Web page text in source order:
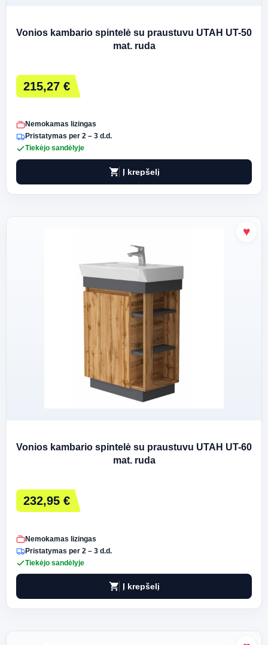
Vonios kambario spintelė su praustuvu UTAH UT-50
mat. ruda
215,27 €
Nemokamas lizingas
Pristatymas per 2 – 3 d.d.
Tiekėjo sandėlyje
shopping_cart Į krepšelį
Vonios kambario spintelė su praustuvu UTAH UT-60
mat. ruda
232,95 €
Nemokamas lizingas
Pristatymas per 2 – 3 d.d.
Tiekėjo sandėlyje
shopping_cart Į krepšelį